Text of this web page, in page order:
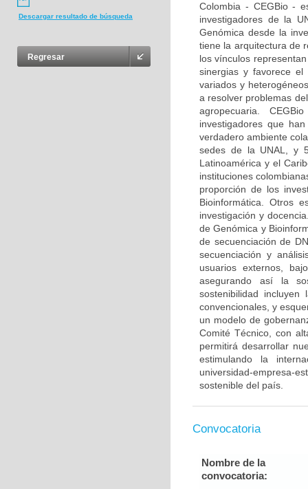
Descargar resultado de búsqueda
Regresar
Colombia - CEGBio -
investigadores de la
Genómica desde la
tiene la arquitectura de
los vínculos
sinergias y favorece el
variados y
a resolver problemas
agropecuaria.
investigadores que
verdadero ambiente
sedes de la UNAL, y
Latinoamérica y el
instituciones
proporción de los
Bioinformática. Otros
investigación y
de Genómica y
de secuenciación de
secuenciación y
usuarios externos,
asegurando así la
sostenibilidad
convencionales, y
un modelo de
Comité Técnico, con
permitirá desarrollar
estimulando la
universidad-empresa-
sostenible del país.
Convocatoria
Nombre de la
convocatoria: